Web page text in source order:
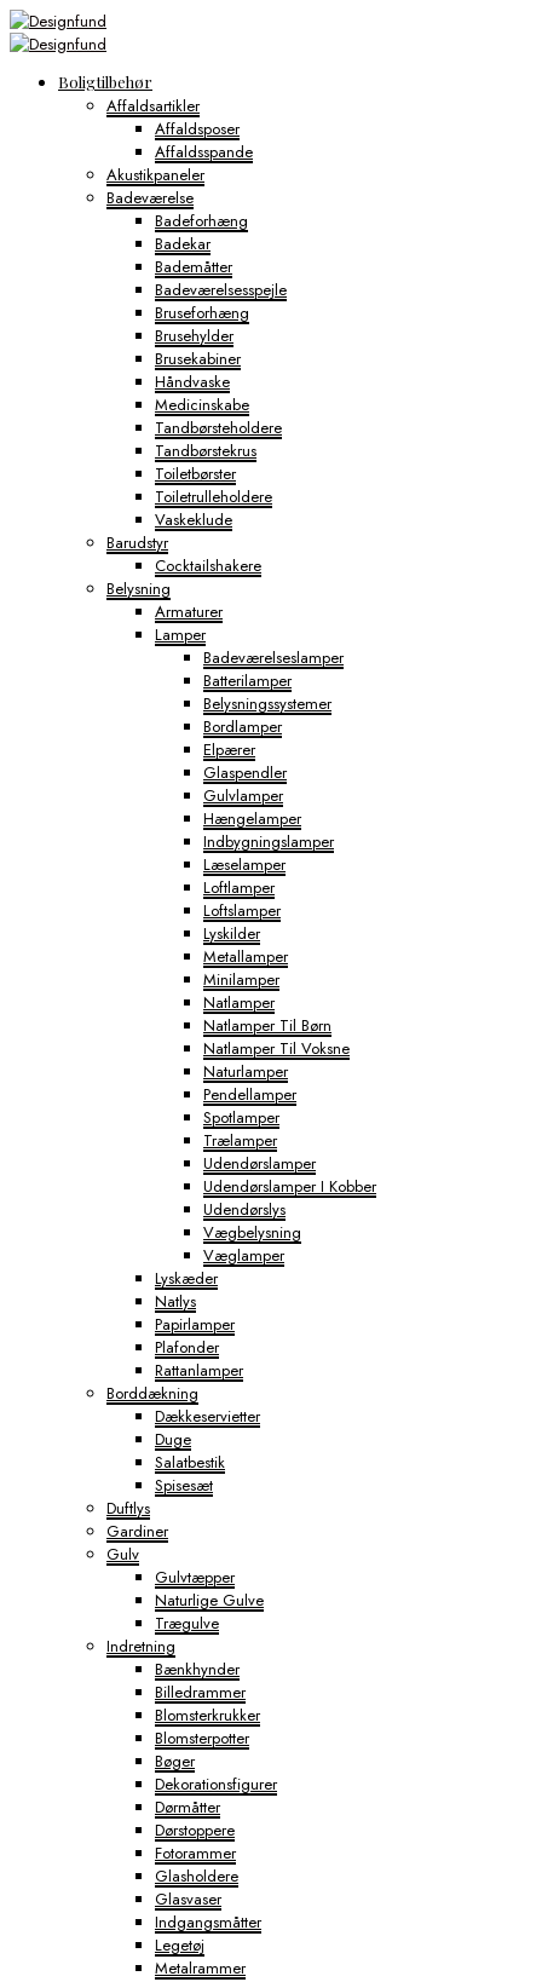
Boligtilbehør
Affaldsartikler
Affaldsposer
Affaldsspande
Akustikpaneler
Badeværelse
Badeforhæng
Badekar
Bademåtter
Badeværelsesspejle
Bruseforhæng
Brusehylder
Brusekabiner
Håndvaske
Medicinskabe
Tandbørsteholdere
Tandbørstekrus
Toiletbørster
Toiletrulleholdere
Vaskeklude
Barudstyr
Cocktailshakere
Belysning
Armaturer
Lamper
Badeværelseslamper
Batterilamper
Belysningssystemer
Bordlamper
Elpærer
Glaspendler
Gulvlamper
Hængelamper
Indbygningslamper
Læselamper
Loftlamper
Loftslamper
Lyskilder
Metallamper
Minilamper
Natlamper
Natlamper Til Børn
Natlamper Til Voksne
Naturlamper
Pendellamper
Spotlamper
Trælamper
Udendørslamper
Udendørslamper I Kobber
Udendørslys
Vægbelysning
Væglamper
Lyskæder
Natlys
Papirlamper
Plafonder
Rattanlamper
Borddækning
Dækkeservietter
Duge
Salatbestik
Spisesæt
Duftlys
Gardiner
Gulv
Gulvtæpper
Naturlige Gulve
Trægulve
Indretning
Bænkhynder
Billedrammer
Blomsterkrukker
Blomsterpotter
Bøger
Dekorationsfigurer
Dørmåtter
Dørstoppere
Fotorammer
Glasholdere
Glasvaser
Indgangsmåtter
Legetøj
Metalrammer